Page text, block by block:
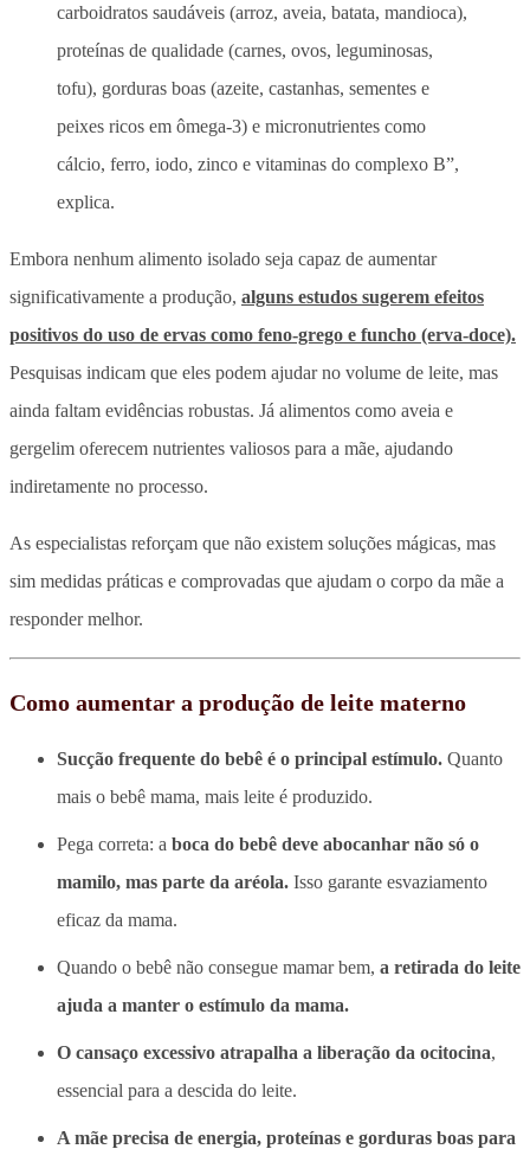
carboidratos saudáveis (arroz, aveia, batata, mandioca),
proteínas de qualidade (carnes, ovos, leguminosas,
tofu), gorduras boas (azeite, castanhas, sementes e
peixes ricos em ômega-3) e micronutrientes como
cálcio, ferro, iodo, zinco e vitaminas do complexo B”,
explica.
Embora nenhum alimento isolado seja capaz de aumentar
significativamente a produção, alguns estudos sugerem efeitos
positivos do uso de ervas como feno-grego e funcho (erva-doce).
Pesquisas indicam que eles podem ajudar no volume de leite, mas
ainda faltam evidências robustas. Já alimentos como aveia e
gergelim oferecem nutrientes valiosos para a mãe, ajudando
indiretamente no processo.
As especialistas reforçam que não existem soluções mágicas, mas
sim medidas práticas e comprovadas que ajudam o corpo da mãe a
responder melhor.
Como aumentar a produção de leite materno
Sucção frequente do bebê é o principal estímulo. Quanto
mais o bebê mama, mais leite é produzido.
Pega correta: a boca do bebê deve abocanhar não só o
mamilo, mas parte da aréola. Isso garante esvaziamento
eficaz da mama.
Quando o bebê não consegue mamar bem, a retirada do leite
ajuda a manter o estímulo da mama.
O cansaço excessivo atrapalha a liberação da ocitocina,
essencial para a descida do leite.
A mãe precisa de energia, proteínas e gorduras boas para